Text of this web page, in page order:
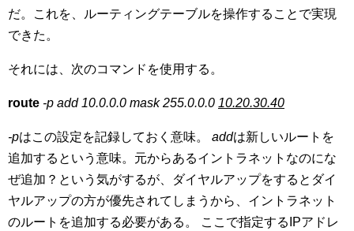
だ。これを、ルーティングテーブルを操作することで実現
できた。
それには、次のコマンドを使用する。
route -p add 10.0.0.0 mask 255.0.0.0 10.20.30.40
-pはこの設定を記録しておく意味。 addは新しいルートを
追加するという意味。元からあるイントラネットなのにな
ぜ追加？という気がするが、ダイヤルアップをするとダイ
ヤルアップの方が優先されてしまうから、イントラネット
のルートを追加する必要がある。 ここで指定するIPアドレ